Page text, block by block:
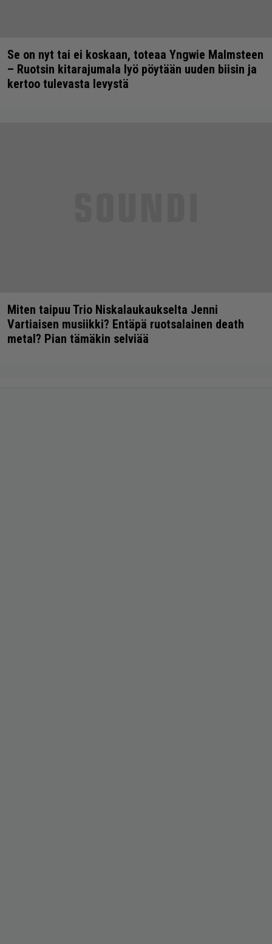
Se on nyt tai ei koskaan, toteaa Yngwie Malmsteen
– Ruotsin kitarajumala lyö pöytään uuden biisin ja
kertoo tulevasta levystä
Miten taipuu Trio Niskalaukaukselta Jenni
Vartiaisen musiikki? Entäpä ruotsalainen death
metal? Pian tämäkin selviää